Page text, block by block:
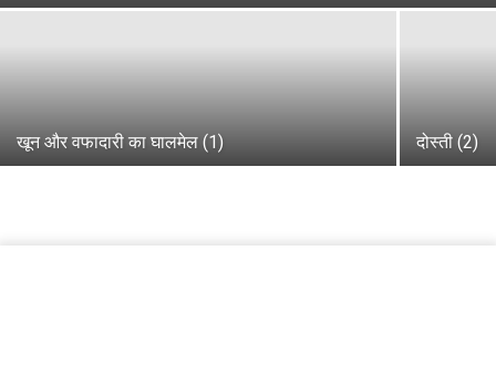
खून और वफादारी का घालमेल (1) दोस्ती (2)